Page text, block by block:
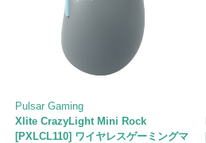
Pulsar Gaming
Xlite CrazyLight Mini Rock
[PXLCL110] ワイヤレスゲーミングマ